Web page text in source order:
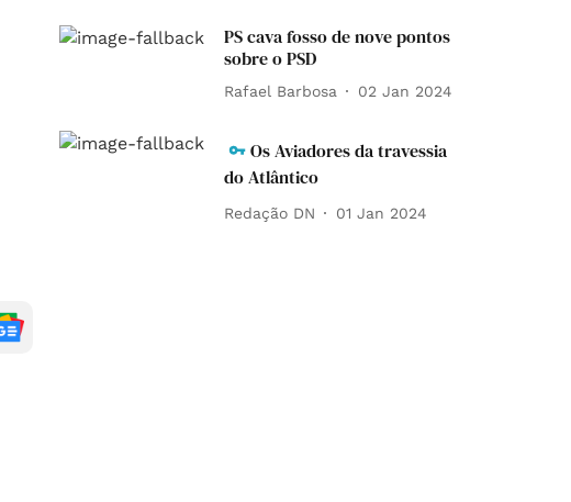
PS cava fosso de nove pontos
sobre o PSD
Rafael Barbosa 02 Jan 2024
Os Aviadores da travessia
do Atlântico
Redação DN 01 Jan 2024